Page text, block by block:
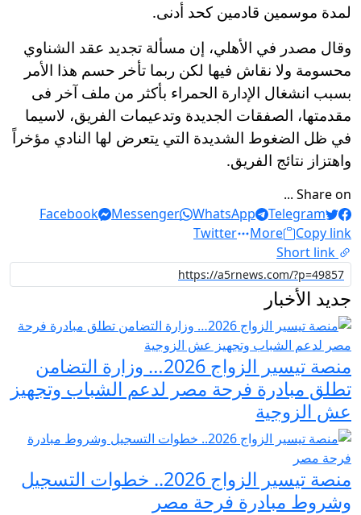
لمدة موسمين قادمين كحد أدنى.
وقال مصدر في الأهلي، إن مسألة تجديد عقد الشناوي
محسومة ولا نقاش فيها لكن ربما تأخر حسم هذا الأمر
بسبب انشغال الإدارة الحمراء بأكثر من ملف آخر فى
مقدمتها، الصفقات الجديدة وتدعيمات الفريق، لاسيما
في ظل الضغوط الشديدة التي يتعرض لها النادي مؤخراً
واهتزاز نتائج الفريق.
Share on ...
Facebook
Messenger WhatsApp
Telegram
Twitter
More
Copy link
Short link
جديد الأخبار
منصة تيسير الزواج 2026… وزارة التضامن
تطلق مبادرة فرحة مصر لدعم الشباب وتجهيز
عش الزوجية
منصة تيسير الزواج 2026.. خطوات التسجيل
وشروط مبادرة فرحة مصر